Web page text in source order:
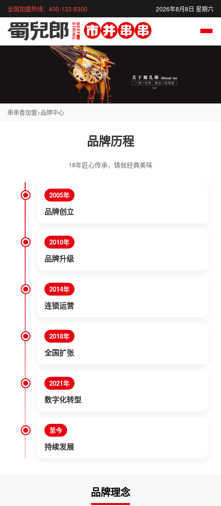
全国加盟热线：400-133-9300 2026年8月8日 星期六
串串香加盟>品牌中心
品牌历程
18年匠心传承，铸就经典美味
2005年
品牌创立
2010年
品牌升级
2014年
连锁运营
2018年
全国扩张
2021年
数字化转型
至今
持续发展
品牌理念